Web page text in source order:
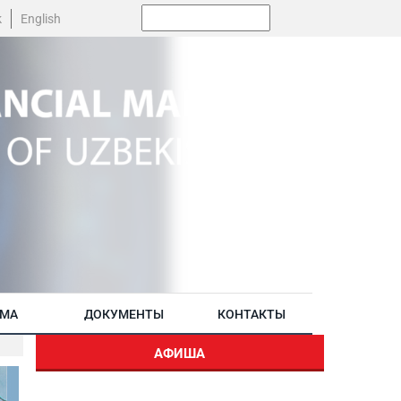
English
ДОКУМЕНТЫ КОНТАКТЫ
АФИША